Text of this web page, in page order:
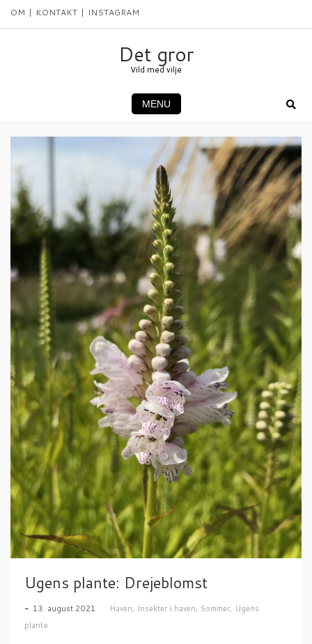
Skip
to
OM KONTAKT INSTAGRAM
Det gror
Vild med vilje
MENU
Ugens plante: Drejeblomst
13. august 2021 Haven, Insekter i haven, Sommer, Ugens
plante